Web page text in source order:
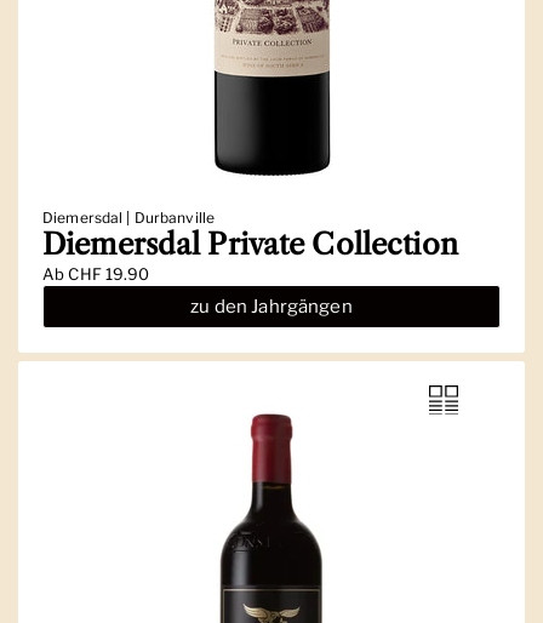
Diemersdal | Durbanville
Diemersdal Private Collection
AbCHF 19.90
zu den Jahrgängen